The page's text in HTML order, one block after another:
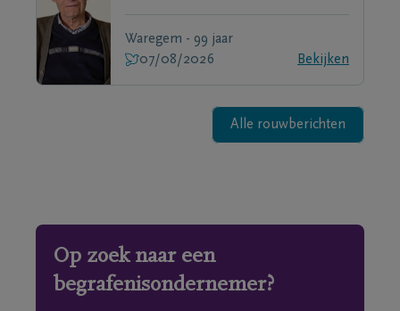
Waregem - 99 jaar
07/08/2026
Bekijken
Alle rouwberichten
Op zoek naar een
begrafenisondernemer?